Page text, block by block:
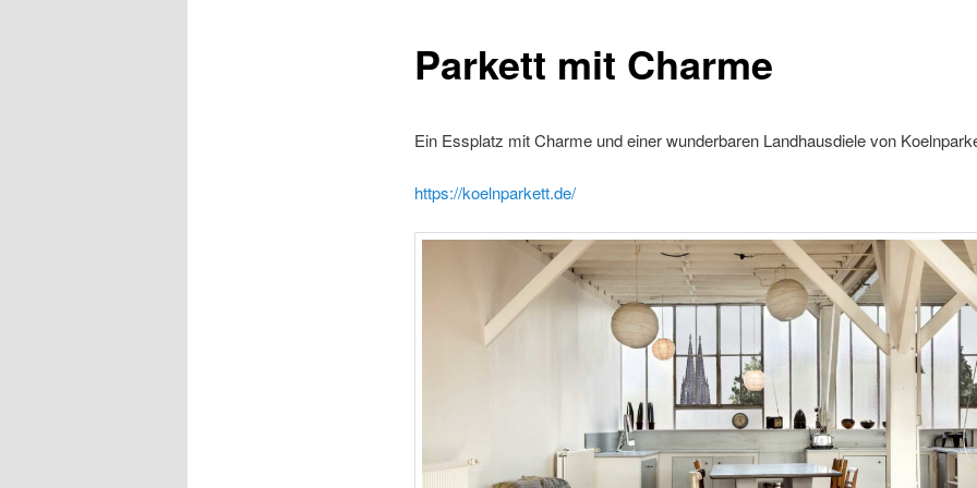
Parkett mit Charme
Ein Essplatz mit Charme und einer wunderbaren Landhausdiele von
https://koelnparkett.de/